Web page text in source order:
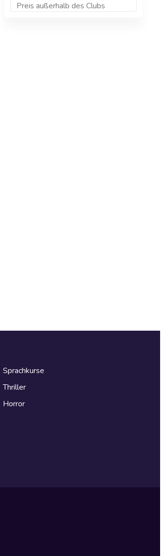
Preis außerhalb des Clubs
Zum Warenkorb hinzufügen
Sprachkurse
Thriller
Horror